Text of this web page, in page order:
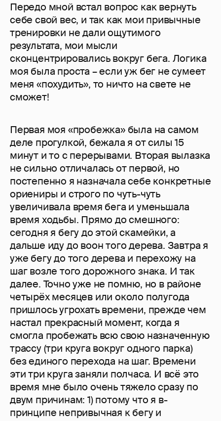
Передо мной встал вопрос как вернуть
себе свой вес, и так как мои привычные
тренировки не дали ощутимого
результата, мои мысли
сконцентрировались вокруг бега. Логика
моя была проста – если уж бег не сумеет
меня «похудить», то ничто на свете не
сможет!
Первая моя «пробежка» была на самом
деле прогулкой, бежала я от силы 15
минут и то с перерывами. Вторая вылазка
не сильно отличалась от первой, но
постепенно я назначала себе конкретные
ориениры и строго по чуть-чуть
увеличивала время бега и уменьшала
время ходьбы. Прямо до смешного:
сегодня я бегу до этой скамейки, а
дальше иду до воон того дерева. Завтра я
уже бегу до того дерева и перехожу на
шаг возле того дорожного знака. И так
далее. Точно уже не помню, но в районе
четырёх месяцев или около полугода
пришлось угрохать времени, прежде чем
настал прекрасный момент, когда я
смогла пробежать всю свою назначенную
трассу (три круга вокруг одного парка)
без единого перехода на шаг. Времени
эти три круга заняли полчаса. И всё это
время мне было очень тяжело сразу по
двум причинам: 1) потому что я в-
принципе непривычная к бегу и